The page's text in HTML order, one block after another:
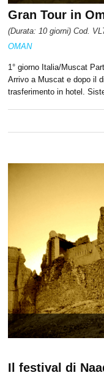
Gran Tour in
(Durata: 10 giorni) Cod.
OMAN
1° giorno Italia/Muscat
Arrivo a Muscat e dopo il
trasferimento in hotel.
Il festival di